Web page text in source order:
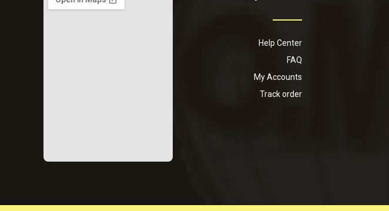
Help Center
FAQ
My Accounts
Track order